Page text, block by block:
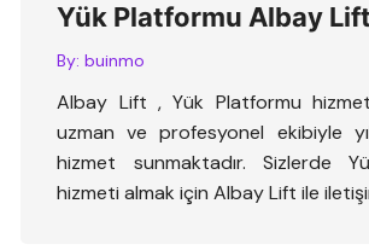
Yük Platformu Albay Lift
By: buinmo
Albay Lift , Yük Platformu
uzman ve profesyonel ekibiyle
hizmet sunmaktadır. Sizlerde
hizmeti almak için Albay Lift ile